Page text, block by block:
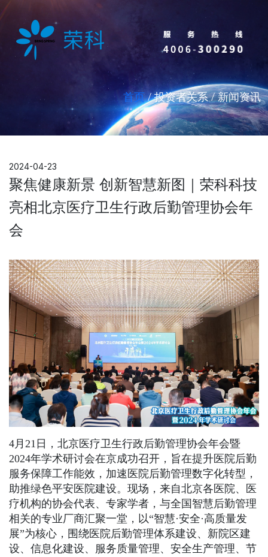
首页/ 投资者关系 / 新闻资讯
2024-04-23
聚焦健康新景 创新智慧新图｜荣科科技
亮相北京医疗卫生行政后勤管理协会年
会
4月21日，北京医疗卫生行政后勤管理协会年会暨
2024年学术研讨会在京成功召开，旨在提升医院后勤
服务保障工作能效，加速医院后勤管理数字化转型，
助推绿色平安医院建设。现场，来自北京各医院、医
疗机构的协会代表、专家学者，与全国智慧后勤管理
相关的专业厂商汇聚一堂，以“智慧·安全·高质量发
展”为核心，围绕医院后勤管理体系建设、新院区建
设、信息化建设、服务质量管理、安全生产管理、节